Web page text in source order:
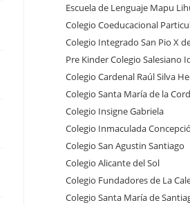
Escuela de Lenguaje Mapu
Colegio Coeducacional
Colegio Integrado San Pio X
Pre Kinder Colegio Salesiano
Colegio Cardenal Raúl Silva
Colegio Santa María de la
Colegio Insigne Gabriela
Colegio Inmaculada
Colegio San Agustin Santiago
Colegio Alicante del Sol
Colegio Fundadores de La
Colegio Santa María de